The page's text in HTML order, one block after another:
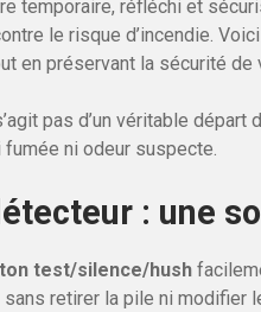
temporaire, réfléchi et
le risque d’incendie.
en préservant la sécurité de
pas d’un véritable départ
fumée ni odeur suspecte.
: une
test/silence/hush
retirer la pile ni modifier